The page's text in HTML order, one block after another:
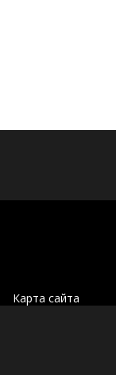
Карта сайта